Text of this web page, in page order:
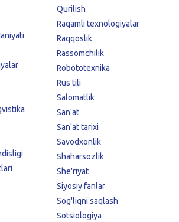
Qurilish
Raqamli texnologiyalar
Raqqoslik
Rassomchilik
Robototexnika
Rus tili
Salomatlik
San'at
San'at tarixi
Savodxonlik
Shaharsozlik
She'riyat
Siyosiy fanlar
Sog'liqni saqlash
Sotsiologiya